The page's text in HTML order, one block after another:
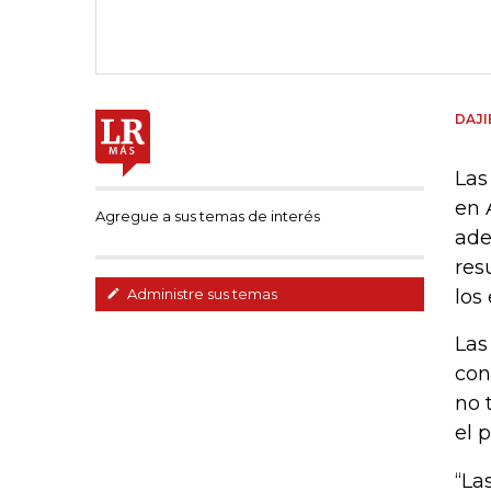
Agregue a sus temas de interés
Administre sus temas
en
no
el